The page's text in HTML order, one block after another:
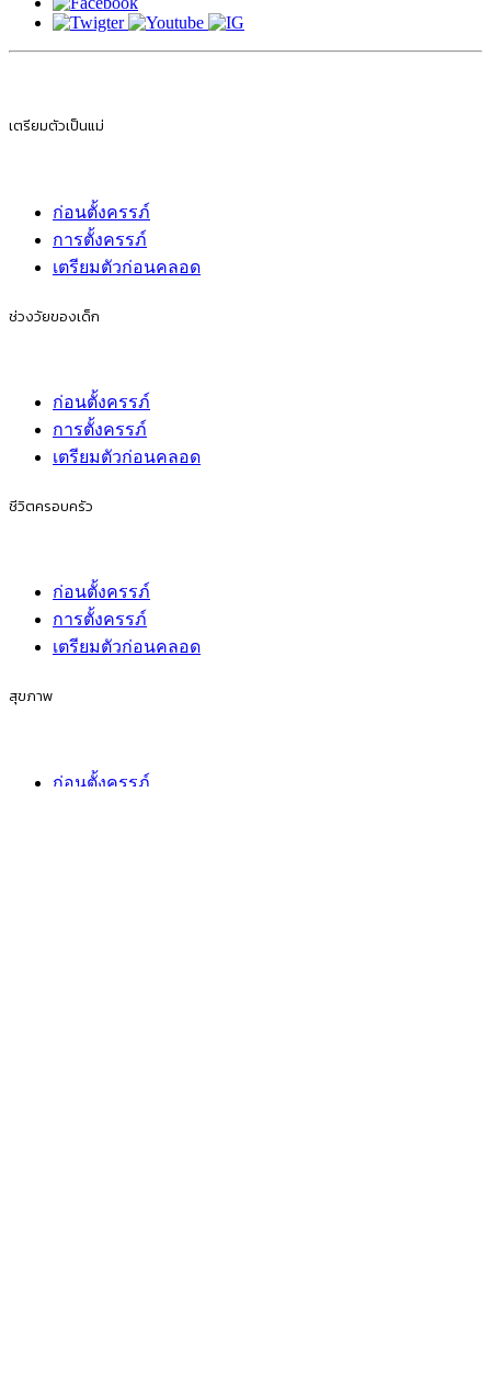
เตรียมตัวเป็นแม่
ก่อนตั้งครรภ์
การตั้งครรภ์
เตรียมตัวก่อนคลอด
ช่วงวัยของเด็ก
ก่อนตั้งครรภ์
การตั้งครรภ์
เตรียมตัวก่อนคลอด
ชีวิตครอบครัว
ก่อนตั้งครรภ์
การตั้งครรภ์
เตรียมตัวก่อนคลอด
สุขภาพ
ก่อนตั้งครรภ์